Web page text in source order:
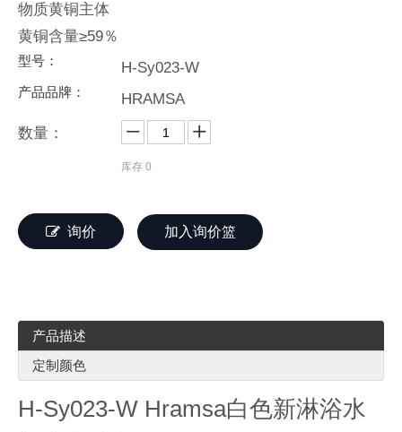
物质黄铜主体
黄铜含量≥59％
型号： H-Sy023-W
产品品牌：
HRAMSA
数量：
库存 0
询价 加入询价篮
产品描述
定制颜色
H-Sy023-W Hramsa白色新淋浴水